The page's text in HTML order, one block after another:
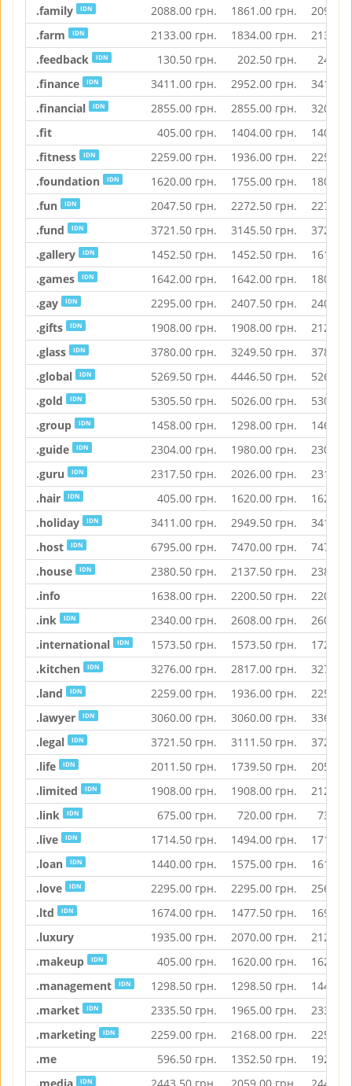
.family
IDN 2088.00 грн. 1861.00 грн.
2092.50
.farm
IDN 2133.00 грн. 1834.00 грн.
2133.00
.feedback
IDN 130.50 грн. 202.50 грн.
247.50
.finance
IDN 3411.00 грн. 2952.00 грн.
3411.00
.financial
IDN 2855.00 грн. 2855.00 грн.
3200.50
.fit
405.00 грн. 1404.00 грн.
1404.00
.fitness
IDN 2259.00 грн. 1936.00 грн.
2259.00
.foundation
IDN 1620.00 грн. 1755.00 грн.
1800.00
.fun
IDN 2047.50 грн. 2272.50 грн.
2272.50
.fund
IDN 3721.50 грн. 3145.50 грн.
3721.50
.gallery
IDN 1452.50 грн. 1452.50 грн.
1611.00
.games
IDN 1642.00 грн. 1642.00 грн.
1807.00
.gay
IDN 2295.00 грн. 2407.50 грн.
2407.50
.gifts
IDN 1908.00 грн. 1908.00 грн.
2127.00
.glass
IDN 3780.00 грн. 3249.50 грн.
3780.00
.global
IDN 5269.50 грн. 4446.50 грн.
5269.50
.gold
IDN 5305.50 грн. 5026.00 грн.
5305.50
.group
IDN 1458.00 грн. 1298.00 грн.
1467.00
.guide
IDN 2304.00 грн. 1980.00 грн.
2304.00
.guru
IDN 2317.50 грн. 2026.00 грн.
2317.50
.hair
IDN 405.00 грн. 1620.00 грн.
1620.00
.holiday
IDN 3411.00 грн. 2949.50 грн.
3411.00
.host
IDN 6795.00 грн. 7470.00 грн.
7470.00
.house
IDN 2380.50 грн. 2137.50 грн.
2380.50
.info
1638.00 грн. 2200.50 грн.
2200.50
.ink
IDN 2340.00 грн. 2608.00 грн.
2608.00
.international
IDN 1573.50 грн. 1573.50 грн.
1725.50
.kitchen
IDN 3276.00 грн. 2817.00 грн.
3276.00
.land
IDN 2259.00 грн. 1936.00 грн.
2259.00
.lawyer
IDN 3060.00 грн. 3060.00 грн.
3367.00
.legal
IDN 3721.50 грн. 3111.50 грн.
3721.50
.life
IDN 2011.50 грн. 1739.50 грн.
2056.50
.limited
IDN 1908.00 грн. 1908.00 грн.
2127.00
.link
IDN 675.00 грн. 720.00 грн.
736.00
.live
IDN 1714.50 грн. 1494.00 грн.
1714.50
.loan
IDN 1440.00 грн. 1575.00 грн.
1615.50
.love
IDN 2295.00 грн. 2295.00 грн.
2563.00
.ltd
IDN 1674.00 грн. 1477.50 грн.
1692.00
.luxury
1935.00 грн. 2070.00 грн.
2124.00
.makeup
IDN 405.00 грн. 1620.00 грн.
1620.00
.management
IDN 1298.50 грн. 1298.50 грн.
1448.50
.market
IDN 2335.50 грн. 1965.00 грн.
2335.50
.marketing
IDN 2259.00 грн. 2168.00 грн.
2259.00
.me
596.50 грн. 1352.50 грн.
1926.00
IDN